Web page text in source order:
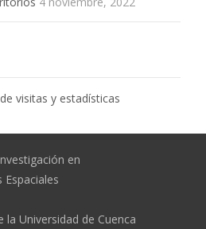
en
la Universidad de Cuenca